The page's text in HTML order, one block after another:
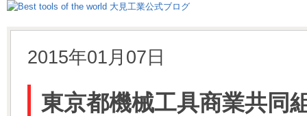
2015年01月07日
東京都機械工具商業共同